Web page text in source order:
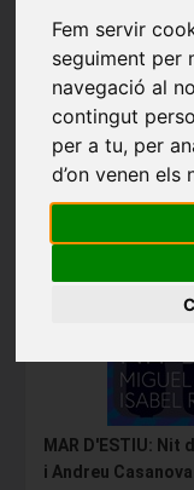
Fem servir
seguiment per
navegació al
contingut
per a tu, per
d’on venen els
MAR D'ESTIU: Nit
i Andreu Casanova